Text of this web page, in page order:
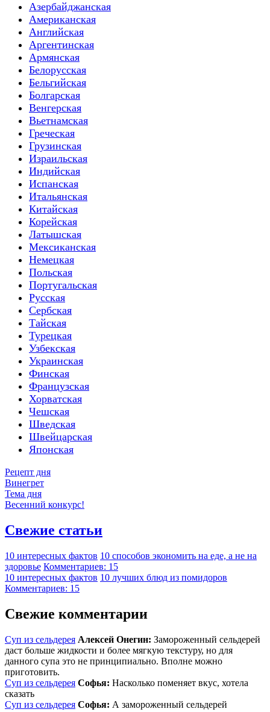
Азербайджанская
Американская
Английская
Аргентинская
Армянская
Белорусская
Бельгийская
Болгарская
Венгерская
Вьетнамская
Греческая
Грузинская
Израильская
Индийская
Испанская
Итальянская
Китайская
Корейская
Латышская
Мексиканская
Немецкая
Польская
Португальская
Русская
Сербская
Тайская
Турецкая
Узбекская
Украинская
Финская
Французская
Хорватская
Чешская
Шведская
Швейцарская
Японская
Рецепт дня
Винегрет
Тема дня
Весенний конкурс!
Свежие статьи
10 интересных фактов 10 способов экономить на еде, а не на
здоровье Комментариев: 15
10 интересных фактов 10 лучших блюд из помидоров
Комментариев: 15
Свежие комментарии
Суп из сельдерея Алексей Онегин: Замороженный сельдерей
даст больше жидкости и более мягкую текстуру, но для
данного супа это не принципиально. Вполне можно
приготовить.
Суп из сельдерея Софья: Насколько поменяет вкус, хотела
сказать
Суп из сельдерея Софья: А замороженный сельдерей